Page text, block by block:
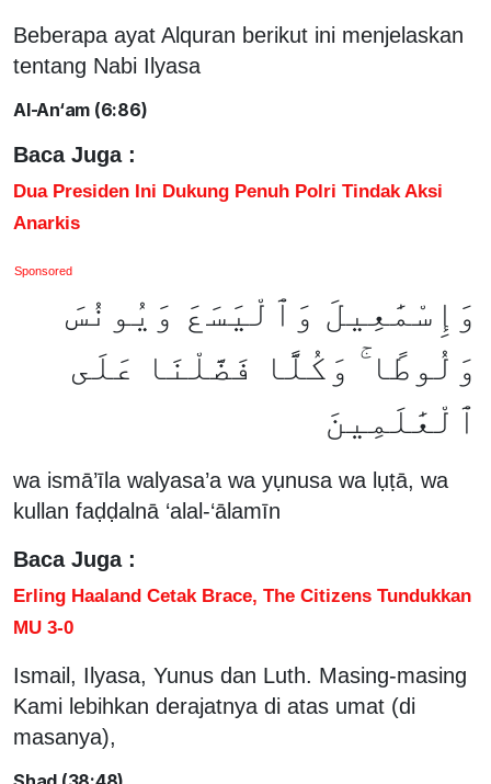
Beberapa ayat Alquran berikut ini menjelaskan
tentang Nabi Ilyasa
Al-An‘am (6:86)
Baca Juga :
Dua Presiden Ini Dukung Penuh Polri Tindak Aksi
Anarkis
Sponsored
وَإِسْمَٰعِيلَ وَٱلْيَسَعَ وَيُونُسَ
وَلُوطًا ۚ وَكُلًّا فَضَّلْنَا عَلَى
ٱلْعَٰلَمِينَ
wa ismā’īla walyasa’a wa yụnusa wa lụṭā, wa
kullan faḍḍalnā ‘alal-‘ālamīn
Baca Juga :
Erling Haaland Cetak Brace, The Citizens Tundukkan
MU 3-0
Ismail, Ilyasa, Yunus dan Luth. Masing-masing
Kami lebihkan derajatnya di atas umat (di
masanya),